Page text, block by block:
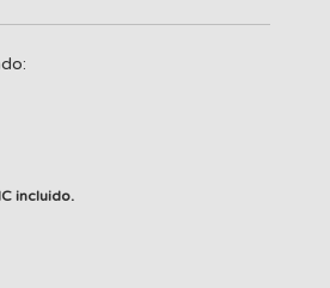
incluido.